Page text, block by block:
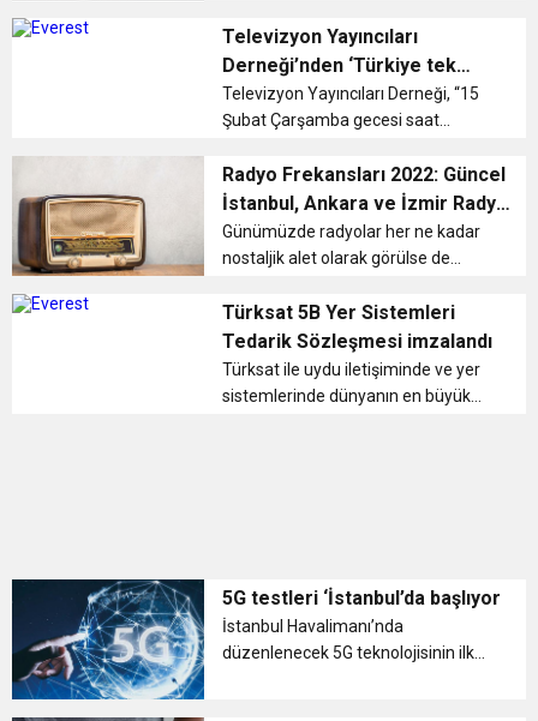
11:36 Hareketsiz yaşam diyabete neden oluyor
Dr. Öcük, karın germe estetiği ile ilgili bilgi verdi
Terör Örgütüne MİT’ten Darbe!
cihazının satış fiyatını, model ismini
ve teknik özelliklerini açıkladı. İşte
Togg’un öz...
Televizyon Yayıncıları
Derneği’nden ‘Türkiye tek
yürek’ yardım gecesi
Televizyon Yayıncıları Derneği, “15
Şubat Çarşamba gecesi saat
Derneği olarak yaraları sarmaya
katkıda bulunmak için bir yardım
gecesi düzenleme kararı aldık”
açıklamas...
Radyo Frekansları 2022: Güncel
İstanbul, Ankara ve İzmir Radyo
Kanalları Listesi
Günümüzde radyolar her ne kadar
nostaljik alet olarak görülse de
fazladır. Hayatımıza giren ilk sesli
cihaz olmuştur. Müzik ve haber
dinleme imkanı veren radyolar tek...
Türksat 5B Yer Sistemleri
Tedarik Sözleşmesi imzalandı
Türksat ile uydu iletişiminde ve yer
sistemlerinde dünyanın en büyük
5G testleri ‘İstanbul’da başlıyor
İstanbul Havalimanı’nda
düzenlenecek 5G teknolojisinin ilk